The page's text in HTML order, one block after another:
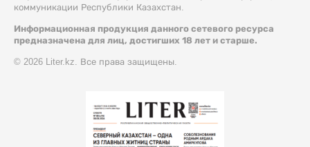
коммуникации Республики Казахстан.
Информационная продукция данного сетевого ресурса
предназначена для лиц, достигших 18 лет и старше.
© 2026 Liter.kz. Все права защищены.